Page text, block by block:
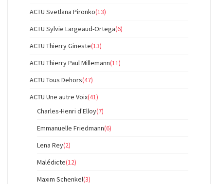
ACTU Svetlana Pironko(13)
ACTU Sylvie Largeaud-Ortega(6)
ACTU Thierry Gineste(13)
ACTU Thierry Paul Millemann(11)
ACTU Tous Dehors(47)
ACTU Une autre Voix(41)
Charles-Henri d'Elloy(7)
Emmanuelle Friedmann(6)
Lena Rey(2)
Malédicte(12)
Maxim Schenkel(3)